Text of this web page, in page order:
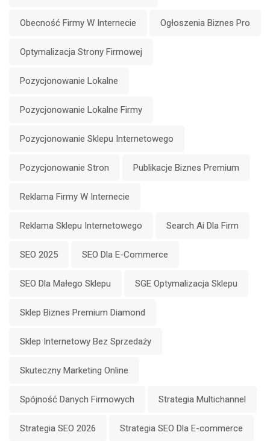
Obecność Firmy W Internecie Ogłoszenia Biznes Pro
Optymalizacja Strony Firmowej
Pozycjonowanie Lokalne
Pozycjonowanie Lokalne Firmy
Pozycjonowanie Sklepu Internetowego
Pozycjonowanie Stron Publikacje Biznes Premium
Reklama Firmy W Internecie
Reklama Sklepu Internetowego Search Ai Dla Firm
SEO 2025 SEO Dla E-Commerce
SEO Dla Małego Sklepu SGE Optymalizacja Sklepu
Sklep Biznes Premium Diamond
Sklep Internetowy Bez Sprzedaży
Skuteczny Marketing Online
Spójność Danych Firmowych Strategia Multichannel
Strategia SEO 2026 Strategia SEO Dla E-commerce